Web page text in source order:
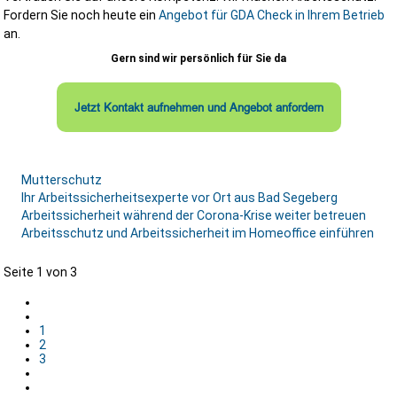
Fordern Sie noch heute einAngebot für GDA Check in Ihrem Betrieb
an.
Gern sind wir persönlich für Sie da
Jetzt Kontakt aufnehmen und Angebot anfordern
Mutterschutz
Ihr Arbeitssicherheitsexperte vor Ort aus Bad Segeberg
Arbeitssicherheit während der Corona-Krise weiter betreuen
Arbeitsschutz und Arbeitssicherheit im Homeoffice einführen
Seite 1 von 3
1
2
3